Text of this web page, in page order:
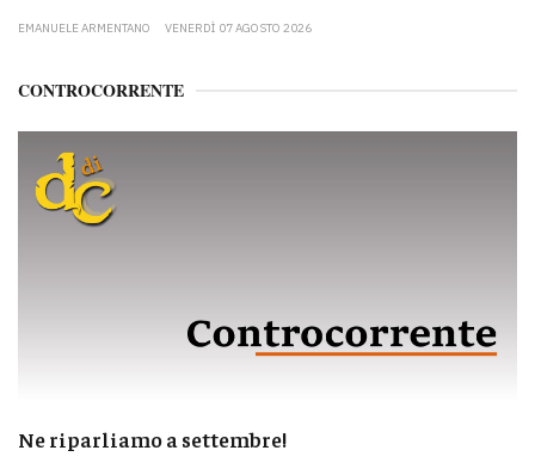
EMANUELE ARMENTANO VENERDÌ 07 AGOSTO 2026
CONTROCORRENTE
Ne riparliamo a settembre!